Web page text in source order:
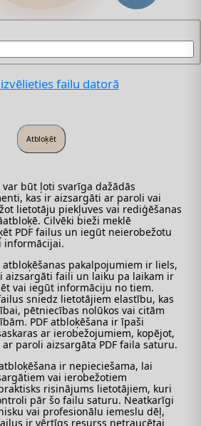
failu datorā
var būt ļoti svarīga dažādās
kas ir aizsargāti ar paroli vai
lietotāju piekļuves vai rediģēšanas
Cilvēki bieži meklē
PDF failus un iegūt neierobežotu
informācijai.
atbloķēšanas pakalpojumiem ir liels,
aizsargāti faili un laiku pa laikam ir
vai iegūt informāciju no tiem.
sniedz lietotājiem elastību, kas
pētniecības nolūkos vai citām
PDF atbloķēšana ir īpaši
ar ierobežojumiem, kopējot,
paroli aizsargāta PDF faila saturu.
ir nepieciešama, lai
vai ierobežotiem
risinājums lietotājiem, kuri
pār šo failu saturu. Neatkarīgi
vai profesionālu iemeslu dēļ,
ir vērtīgs resurss netraucētai